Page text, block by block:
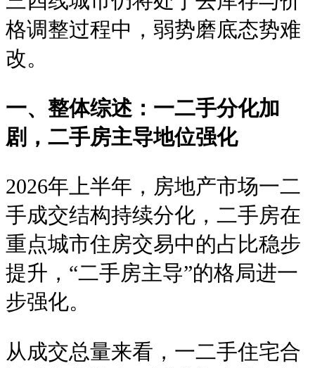
格调整过程中，弱势磨底态势难
改。
一、整体综述：一二手分化加
剧，二手房主导地位强化
2026年上半年，房地产市场一二
手成交结构持续分化，二手房在
重点城市住房交易中的占比稳步
提升，“二手房主导”的格局进一
步强化。
从成交总量来看，一二手住宅合